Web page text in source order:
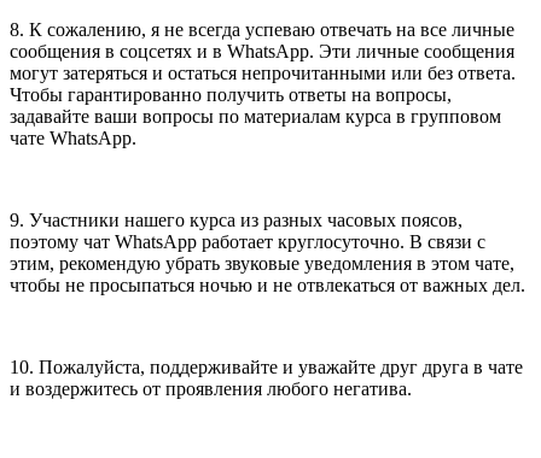
8. К сожалению, я не всегда успеваю отвечать на все личные
сообщения в соцсетях и в WhatsApp. Эти личные сообщения
могут затеряться и остаться непрочитанными или без ответа.
Чтобы гарантированно получить ответы на вопросы,
задавайте ваши вопросы по материалам курса в групповом
чате WhatsApp.
9. Участники нашего курса из разных часовых поясов,
поэтому чат WhatsApp работает круглосуточно. В связи с
этим, рекомендую убрать звуковые уведомления в этом чате,
чтобы не просыпаться ночью и не отвлекаться от важных дел.
10. Пожалуйста, поддерживайте и уважайте друг друга в чате
и воздержитесь от проявления любого негатива.